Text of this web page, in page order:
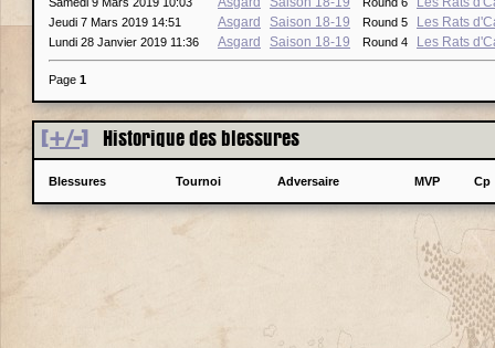
Jeudi 7 Mars 2019 14:51 Asgard Saison 18-19 Round 5 Les Rats
Lundi 28 Janvier 2019 11:36 Asgard Saison 18-19 Round 4 Les Rats
Page 1
[+/-] Historique des blessures
Blessures Tournoi Adversaire MVP Cp